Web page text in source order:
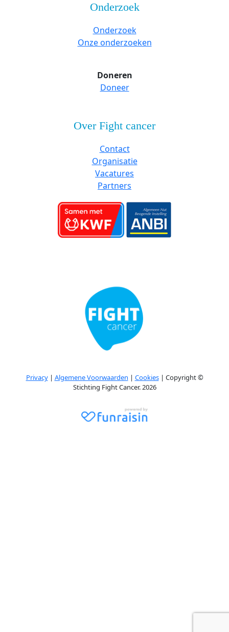
Onderzoek
Onderzoek
Onze onderzoeken
Doneren
Doneer
Over Fight cancer
Contact
Organisatie
Vacatures
Partners
Privacy| Algemene Voorwaarden | Cookies| Copyright ©
Stichting Fight Cancer. 2026